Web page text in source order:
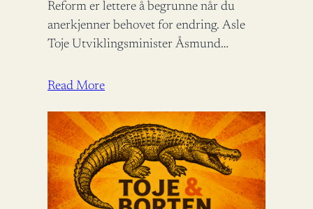
Reform er lettere å begrunne når du
anerkjenner behovet for endring. Asle
Toje Utviklingsminister Åsmund
bistandsdebatten.…
Read More